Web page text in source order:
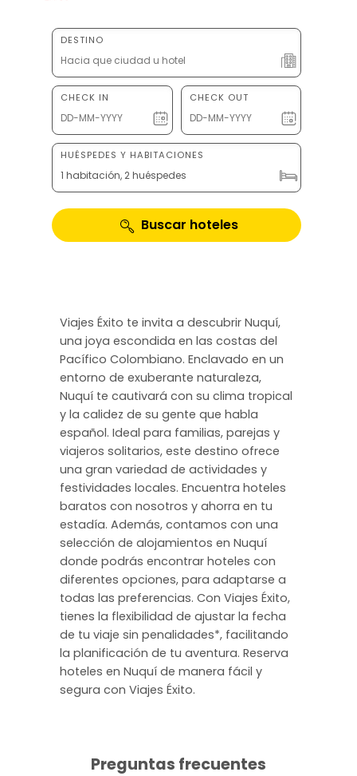
DESTINO
CHECK IN CHECK OUT
HUÉSPEDES Y HABITACIONES
1 habitación, 2 huéspedes
Buscar hoteles
Viajes Éxito te invita a descubrir Nuquí,
una joya escondida en las costas del
Pacífico Colombiano. Enclavado en un
entorno de exuberante naturaleza,
Nuquí te cautivará con su clima tropical
y la calidez de su gente que habla
español. Ideal para familias, parejas y
viajeros solitarios, este destino ofrece
una gran variedad de actividades y
festividades locales. Encuentra hoteles
baratos con nosotros y ahorra en tu
estadía. Además, contamos con una
selección de alojamientos en Nuquí
donde podrás encontrar hoteles con
diferentes opciones, para adaptarse a
todas las preferencias. Con Viajes Éxito,
tienes la flexibilidad de ajustar la fecha
de tu viaje sin penalidades*, facilitando
la planificación de tu aventura. Reserva
hoteles en Nuquí de manera fácil y
segura con Viajes Éxito.
Preguntas frecuentes